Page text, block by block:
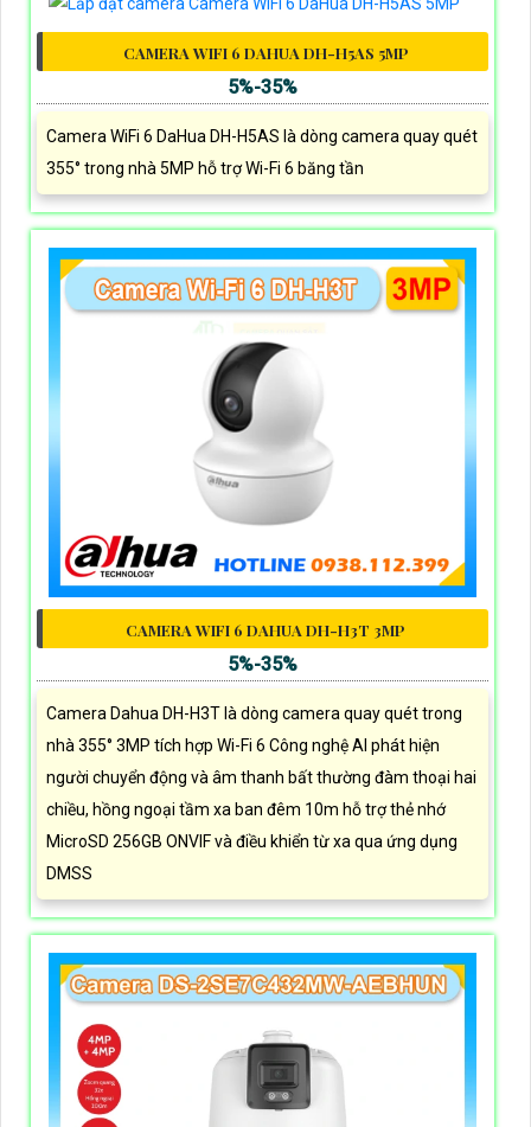
CAMERA WIFI 6 DAHUA DH-H5AS 5MP
5%-35%
Camera WiFi 6 DaHua DH-H5AS là dòng camera quay quét
355° trong nhà 5MP hỗ trợ Wi-Fi 6 băng tần
CAMERA WIFI 6 DAHUA DH-H3T 3MP
5%-35%
Camera Dahua DH-H3T là dòng camera quay quét trong
nhà 355° 3MP tích hợp Wi-Fi 6 Công nghệ AI phát hiện
người chuyển động và âm thanh bất thường đàm thoại hai
chiều, hồng ngoại tầm xa ban đêm 10m hỗ trợ thẻ nhớ
MicroSD 256GB ONVIF và điều khiển từ xa qua ứng dụng
DMSS